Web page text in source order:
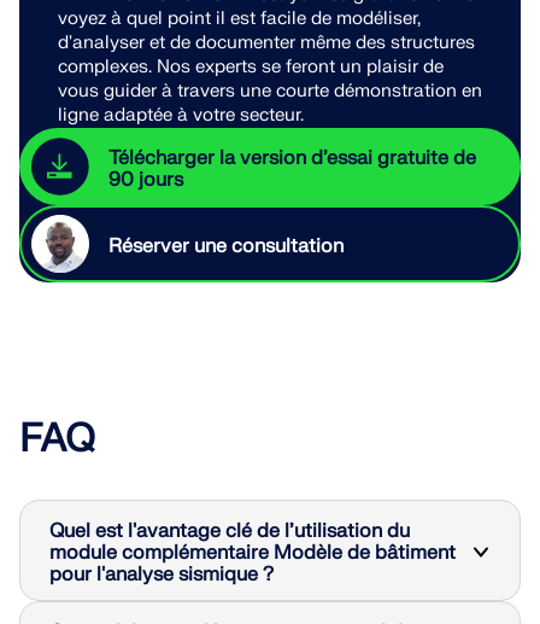
voyez à quel point il est facile de modéliser,
d'analyser et de documenter même des structures
complexes. Nos experts se feront un plaisir de
vous guider à travers une courte démonstration en
ligne adaptée à votre secteur.
Télécharger la version d’essai gratuite de
90 jours
Réserver une consultation
FAQ
Quel est l'avantage clé de l’utilisation du
module complémentaire Modèle de bâtiment
pour l'analyse sismique ?